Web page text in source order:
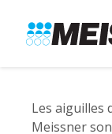
search
footer
contenu
Les aiguilles
Meissner